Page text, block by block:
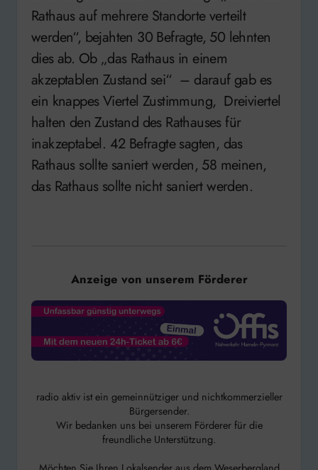
Rathaus auf mehrere Standorte verteilt
werden“, bejahten 30 Befragte, 50 lehnten
dies ab. Ob „das Rathaus in einem
akzeptablen Zustand sei“ – darauf gab es
ein knappes Viertel Zustimmung, Dreiviertel
halten den Zustand des Rathauses für
inakzeptabel. 42 Befragte sagten, das
Rathaus sollte saniert werden, 58 meinen,
das Rathaus sollte nicht saniert werden.
Anzeige von unserem Förderer
radio aktiv ist ein gemeinnütziger und nichtkommerzieller
Bürgersender.
Wir bedanken uns bei unserem Förderer für die
freundliche Unterstützung.